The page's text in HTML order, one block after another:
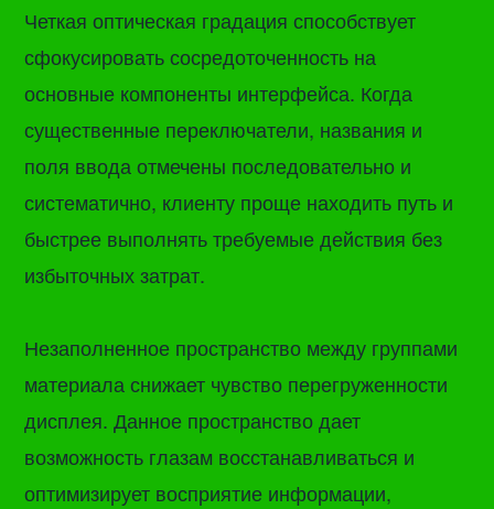
Четкая оптическая градация способствует
сфокусировать сосредоточенность на
основные компоненты интерфейса. Когда
существенные переключатели, названия и
поля ввода отмечены последовательно и
систематично, клиенту проще находить путь и
быстрее выполнять требуемые действия без
избыточных затрат.
Незаполненное пространство между группами
материала снижает чувство перегруженности
дисплея. Данное пространство дает
возможность глазам восстанавливаться и
оптимизирует восприятие информации,